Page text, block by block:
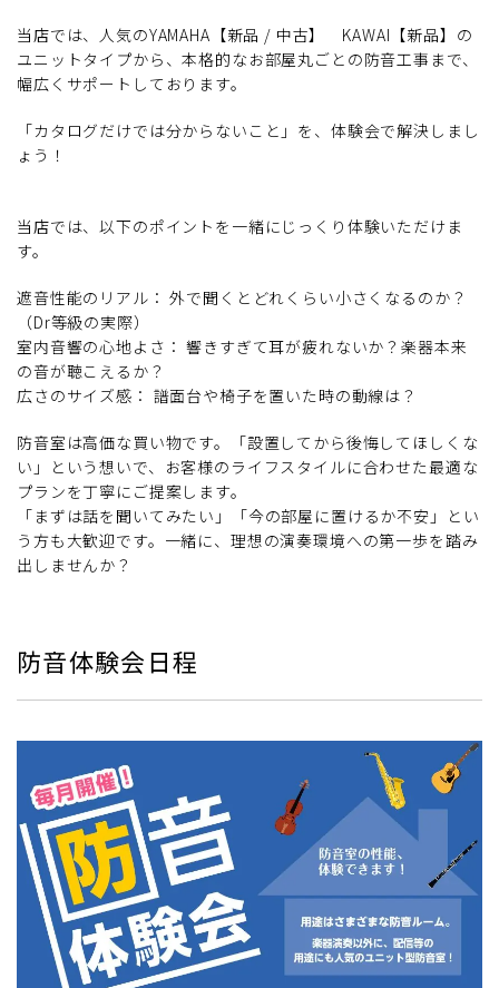
当店では、人気のYAMAHA【新品 / 中古】 KAWAI【新品】の
ユニットタイプから、本格的なお部屋丸ごとの防音工事まで、
幅広くサポートしております。
「カタログだけでは分からないこと」を、体験会で解決しまし
ょう！
当店では、以下のポイントを一緒にじっくり体験いただけま
す。
遮音性能のリアル： 外で聞くとどれくらい小さくなるのか？
（Dr等級の実際）
室内音響の心地よさ： 響きすぎて耳が疲れないか？楽器本来
の音が聴こえるか？
広さのサイズ感： 譜面台や椅子を置いた時の動線は？
防音室は高価な買い物です。「設置してから後悔してほしくな
い」という想いで、お客様のライフスタイルに合わせた最適な
プランを丁寧にご提案します。
「まずは話を聞いてみたい」「今の部屋に置けるか不安」とい
う方も大歓迎です。一緒に、理想の演奏環境への第一歩を踏み
出しませんか？
防音体験会日程